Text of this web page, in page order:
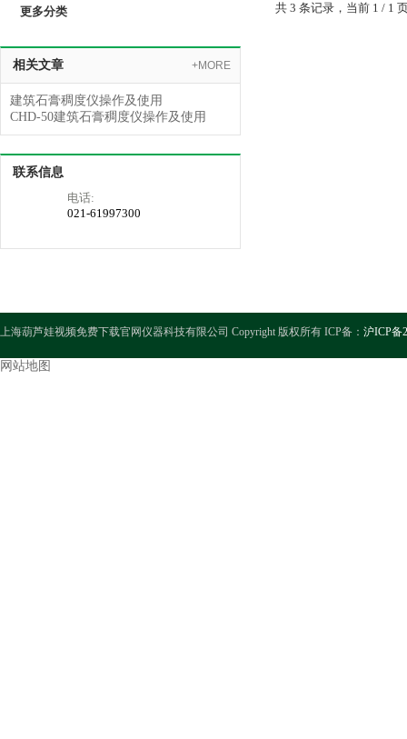
更多分类
相关文章 +MORE
建筑石膏稠度仪操作及使用
CHD-50建筑石膏稠度仪操作及使用
联系信息
电话:
021-61997300
共 3 条记录，当前 1
上海葫芦娃视频免费下载官网仪器科技有限公司 Copyright 版权所有 ICP备： 沪ICP备
网站地图